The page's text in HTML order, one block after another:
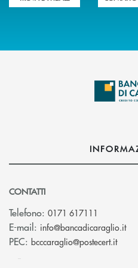
CONTATTI
Telefono: 0171 617111
E-mail: info@bancadicaraglio.it(si
PEC: bcccaraglio@postecert.it(si